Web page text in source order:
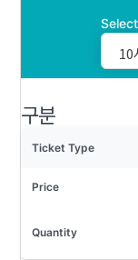
구분